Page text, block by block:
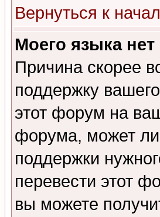
Вернуться к
Моего языка нет
Причина скорее
поддержку
этот форум на
форума, может
поддержки
перевести этот
вы можете